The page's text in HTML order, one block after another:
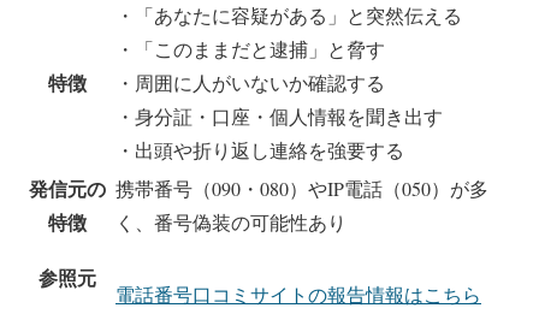
特徴
・「あなたに容疑がある」と突然伝える
・「このままだと逮捕」と脅す
・周囲に人がいないか確認する
・身分証・口座・個人情報を聞き出す
・出頭や折り返し連絡を強要する
発信元の
特徴
携帯番号（090・080）やIP電話（050）が多
く、番号偽装の可能性あり
参照元
電話番号口コミサイトの報告情報はこちら